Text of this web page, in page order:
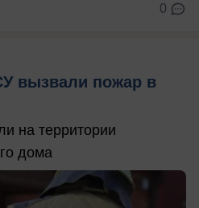
0
вызвали пожар в
на территории
дома